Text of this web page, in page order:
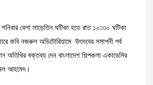
বেলা সাড়েতিন ঘটিকা হতে রাত ১০:৩০ ঘটিকা
কবি নজরুল অডিটোরিয়ামে উৎসবের সমাপনী পর্ব
অতিথির বক্তব্য দেন বাংলাদেশ শিল্পকলা একাডেমির
আহমেদ।